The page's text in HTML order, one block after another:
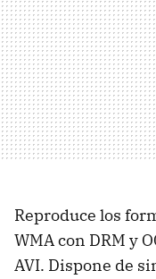
Reproduce los
WMA con DRM y
AVI. Dispone de